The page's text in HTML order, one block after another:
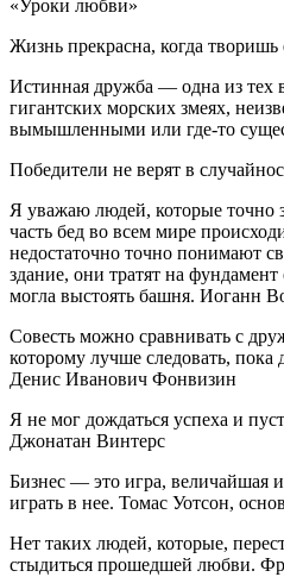
«Уроки любви»
Жизнь прекрасна, когда
Истинная дружба — одна из тех
гигантских морских змеях,
вымышленными или где-то
Победители не верят в
Я уважаю людей, которые точно
часть бед во всем мире
недостаточно точно понимают
здание, они тратят на
могла выстоять башня. Иоганн
Совесть можно сравнивать с
которому лучше следовать,
Денис Иванович Фонвизин
Я не мог дождаться успеха и
Джонатан Винтерс
Бизнес — это игра, величайшая
играть в нее. Томас Уотсон,
Нет таких людей, которые,
стыдиться прошедшей любви.